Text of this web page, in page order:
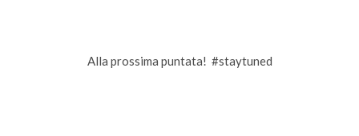
Alla prossima puntata! #staytuned